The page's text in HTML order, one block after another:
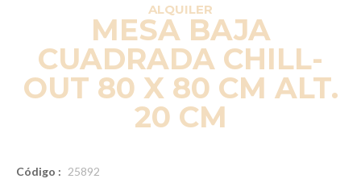
ALQUILER
MESA BAJA
CUADRADA CHILL-
OUT 80 X 80 CM ALT.
20 CM
Código : 25892